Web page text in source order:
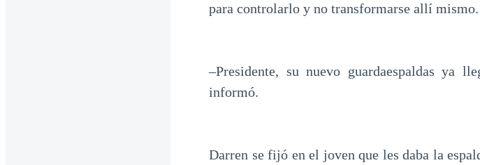
para controlarlo y no transformarse allí mismo.
–Presidente, su nuevo guardaespaldas ya
informó.
Darren se fijó en el joven que les daba la